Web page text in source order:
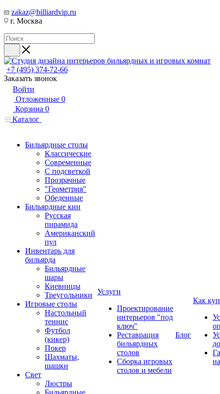
zakaz@billiardvip.ru
г. Москва
+7 (495) 374-72-66
Заказать звонок
Войти
Отложенные 0
Корзина 0
Каталог
Бильярдные столы
Классические
Современные
С подсветкой
Прозрачные
"Геометрия"
Обеденные
Бильярдные кии
Русская
пирамида
Американский
пул
Инвентарь для
бильярда
Бильярдные
шары
Киевницы
Треугольники
Игровые столы
Настольный
теннис
Футбол
(кикер)
Покер
Шахматы,
шашки
Свет
Люстры
Бильярдные
Услуги
Проектирование
интерьеров "под
ключ"
Реставрация
бильярдных
столов
Сборка игровых
столов и мебели
Блог
Как